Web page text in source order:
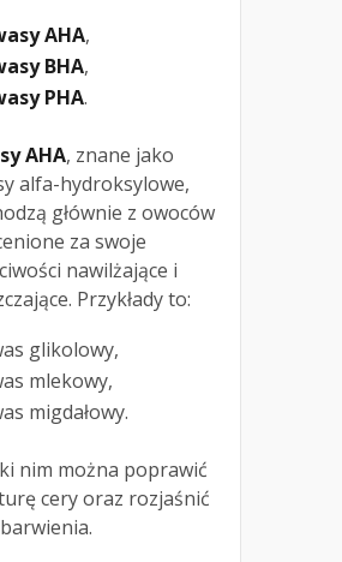
AHA,
BHA,
PHA.
AHA, znane jako
alfa-hydroksylowe,
głównie z owoców
za swoje
nawilżające i
Przykłady to:
glikolowy,
mlekowy,
migdałowy.
nim można poprawić
cery oraz rozjaśnić